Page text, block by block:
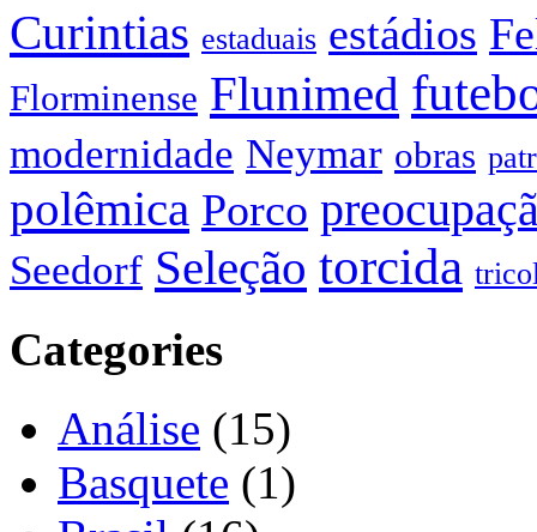
Curintias estaduais estádios
Florminense Flunimed
modernidade Neymar obras
polêmica Porco
Seedorf Seleção torcida
Categories
Análise (15)
Basquete (1)